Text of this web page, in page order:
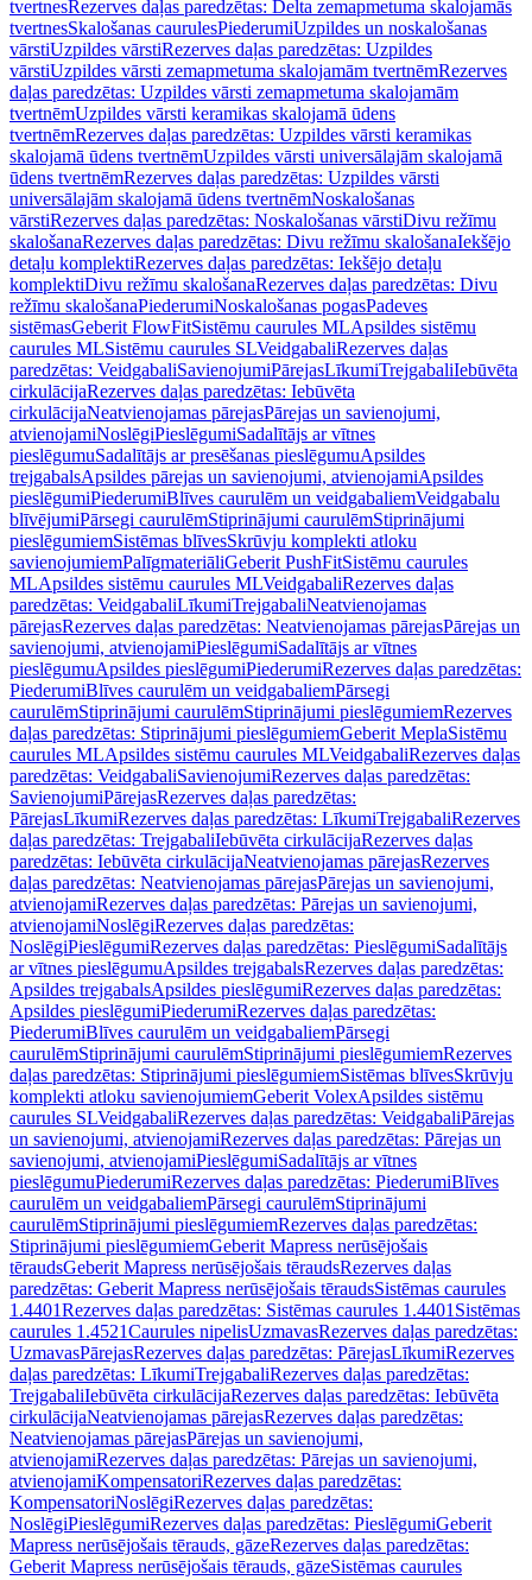
tvertnesRezerves daļas paredzētas: Delta zemapmetuma skalojamās
tvertnesSkalošanas caurulesPiederumiUzpildes un noskalošanas
vārstiUzpildes vārstiRezerves daļas paredzētas: Uzpildes
vārstiUzpildes vārsti zemapmetuma skalojamām tvertnēmRezerves
daļas paredzētas: Uzpildes vārsti zemapmetuma skalojamām
tvertnēmUzpildes vārsti keramikas skalojamā ūdens
tvertnēmRezerves daļas paredzētas: Uzpildes vārsti keramikas
skalojamā ūdens tvertnēmUzpildes vārsti universālajām skalojamā
ūdens tvertnēmRezerves daļas paredzētas: Uzpildes vārsti
universālajām skalojamā ūdens tvertnēmNoskalošanas
vārstiRezerves daļas paredzētas: Noskalošanas vārstiDivu režīmu
skalošanaRezerves daļas paredzētas: Divu režīmu skalošanaIekšējo
detaļu komplektiRezerves daļas paredzētas: Iekšējo detaļu
komplektiDivu režīmu skalošanaRezerves daļas paredzētas: Divu
režīmu skalošanaPiederumiNoskalošanas pogasPadeves
sistēmasGeberit FlowFitSistēmu caurules MLApsildes sistēmu
caurules MLSistēmu caurules SLVeidgabaliRezerves daļas
paredzētas: VeidgabaliSavienojumiPārejasLīkumiTrejgabaliIebūvēta
cirkulācijaRezerves daļas paredzētas: Iebūvēta
cirkulācijaNeatvienojamas pārejasPārejas un savienojumi,
atvienojamiNoslēgiPieslēgumiSadalītājs ar vītnes
pieslēgumuSadalītājs ar presēšanas pieslēgumuApsildes
trejgabalsApsildes pārejas un savienojumi, atvienojamiApsildes
pieslēgumiPiederumiBlīves caurulēm un veidgabaliemVeidgabalu
blīvējumiPārsegi caurulēmStiprinājumi caurulēmStiprinājumi
pieslēgumiemSistēmas blīvesSkrūvju komplekti atloku
savienojumiemPalīgmateriāliGeberit PushFitSistēmu caurules
MLApsildes sistēmu caurules MLVeidgabaliRezerves daļas
paredzētas: VeidgabaliLīkumiTrejgabaliNeatvienojamas
pārejasRezerves daļas paredzētas: Neatvienojamas pārejasPārejas un
savienojumi, atvienojamiPieslēgumiSadalītājs ar vītnes
pieslēgumuApsildes pieslēgumiPiederumiRezerves daļas paredzētas:
PiederumiBlīves caurulēm un veidgabaliemPārsegi
caurulēmStiprinājumi caurulēmStiprinājumi pieslēgumiemRezerves
daļas paredzētas: Stiprinājumi pieslēgumiemGeberit MeplaSistēmu
caurules MLApsildes sistēmu caurules MLVeidgabaliRezerves daļas
paredzētas: VeidgabaliSavienojumiRezerves daļas paredzētas:
SavienojumiPārejasRezerves daļas paredzētas:
PārejasLīkumiRezerves daļas paredzētas: LīkumiTrejgabaliRezerves
daļas paredzētas: TrejgabaliIebūvēta cirkulācijaRezerves daļas
paredzētas: Iebūvēta cirkulācijaNeatvienojamas pārejasRezerves
daļas paredzētas: Neatvienojamas pārejasPārejas un savienojumi,
atvienojamiRezerves daļas paredzētas: Pārejas un savienojumi,
atvienojamiNoslēgiRezerves daļas paredzētas:
NoslēgiPieslēgumiRezerves daļas paredzētas: PieslēgumiSadalītājs
ar vītnes pieslēgumuApsildes trejgabalsRezerves daļas paredzētas:
Apsildes trejgabalsApsildes pieslēgumiRezerves daļas paredzētas:
Apsildes pieslēgumiPiederumiRezerves daļas paredzētas:
PiederumiBlīves caurulēm un veidgabaliemPārsegi
caurulēmStiprinājumi caurulēmStiprinājumi pieslēgumiemRezerves
daļas paredzētas: Stiprinājumi pieslēgumiemSistēmas blīvesSkrūvju
komplekti atloku savienojumiemGeberit VolexApsildes sistēmu
caurules SLVeidgabaliRezerves daļas paredzētas: VeidgabaliPārejas
un savienojumi, atvienojamiRezerves daļas paredzētas: Pārejas un
savienojumi, atvienojamiPieslēgumiSadalītājs ar vītnes
pieslēgumuPiederumiRezerves daļas paredzētas: PiederumiBlīves
caurulēm un veidgabaliemPārsegi caurulēmStiprinājumi
caurulēmStiprinājumi pieslēgumiemRezerves daļas paredzētas:
Stiprinājumi pieslēgumiemGeberit Mapress nerūsējošais
tēraudsGeberit Mapress nerūsējošais tēraudsRezerves daļas
paredzētas: Geberit Mapress nerūsējošais tēraudsSistēmas caurules
1.4401Rezerves daļas paredzētas: Sistēmas caurules 1.4401 Sistēmas
caurules 1.4521Caurules nipelisUzmavasRezerves daļas paredzētas:
UzmavasPārejasRezerves daļas paredzētas: PārejasLīkumiRezerves
daļas paredzētas: LīkumiTrejgabaliRezerves daļas paredzētas:
TrejgabaliIebūvēta cirkulācijaRezerves daļas paredzētas: Iebūvēta
cirkulācijaNeatvienojamas pārejasRezerves daļas paredzētas:
Neatvienojamas pārejasPārejas un savienojumi,
atvienojamiRezerves daļas paredzētas: Pārejas un savienojumi,
atvienojamiKompensatoriRezerves daļas paredzētas:
KompensatoriNoslēgiRezerves daļas paredzētas:
NoslēgiPieslēgumiRezerves daļas paredzētas: PieslēgumiGeberit
Mapress nerūsējošais tērauds, gāzeRezerves daļas paredzētas:
Geberit Mapress nerūsējošais tērauds, gāzeSistēmas caurules